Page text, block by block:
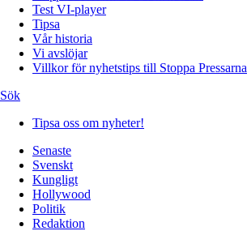
Test VI-player
Tipsa
Vår historia
Vi avslöjar
Villkor för nyhetstips till Stoppa Pressarna
Sök
Tipsa oss om nyheter!
Senaste
Svenskt
Kungligt
Hollywood
Politik
Redaktion